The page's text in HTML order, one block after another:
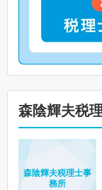
森陰輝夫税
森陰輝夫税理士事
務所